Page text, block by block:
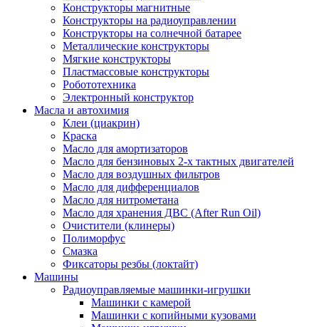
Конструкторы магнитные
Конструкторы на радиоуправлении
Конструкторы на солнечной батарее
Металлические конструкторы
Мягкие конструкторы
Пластмассовые конструкторы
Робототехника
Электронный конструктор
Масла и автохимия
Клеи (циакрин)
Краска
Масло для амортизаторов
Масло для бензиновых 2-х тактных двигателей
Масло для воздушных фильтров
Масло для дифференциалов
Масло для нитрометана
Масло для хранения ДВС (After Run Oil)
Очистители (клинеры)
Полиморфус
Смазка
Фиксаторы резбы (локтайт)
Машины
Радиоуправляемые машинки-игрушки
Машинки с камерой
Машинки с копийными кузовами